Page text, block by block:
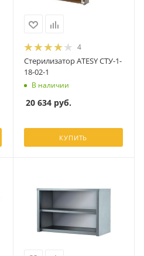
4
Стерилизатор ATESY СТУ-1-
18-02-1
В наличии
20 634руб.
КУПИТЬ